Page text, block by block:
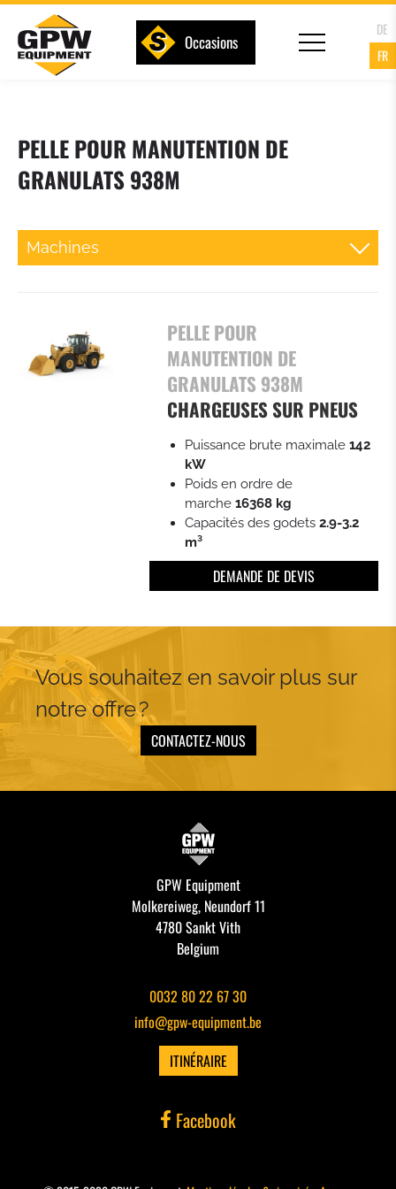
Occasions
DE
FR
PELLE POUR MANUTENTION DE
GRANULATS 938M
Machines
CHARGEUSES SUR PNEUS COMPACTES
CHARGEUSES SUR PNEUS
CHARGEUSES À CHAÎNES COMPACTES
PETITS TRACTEURS CATERPILLAR
PELLE POUR
MANUTENTION DE
GRANULATS 938M
CHARGEUSES SUR PNEUS
Puissance brute maximale142
kW
Poids en ordre de
marche 16368 kg
Capacités des godets 2.9-3.2
m³
DEMANDE DE DEVIS
Vous souhaitez en savoir plus sur
notre offre ?
CONTACTEZ-NOUS
GPW Equipment
Molkereiweg, Neundorf 11
4780 Sankt Vith
Belgium
0032 80 22 67 30
info@gpw-equipment.be
ITINÉRAIRE
Facebook